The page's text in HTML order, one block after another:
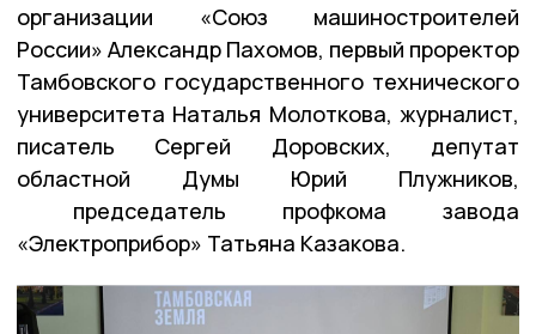
организации «Союз машиностроителей
России» Александр Пахомов, первый проректор
Тамбовского государственного технического
университета Наталья Молоткова, журналист,
писатель Сергей Доровских, депутат
областной Думы Юрий Плужников,
председатель профкома завода
«Электроприбор» Татьяна Казакова.